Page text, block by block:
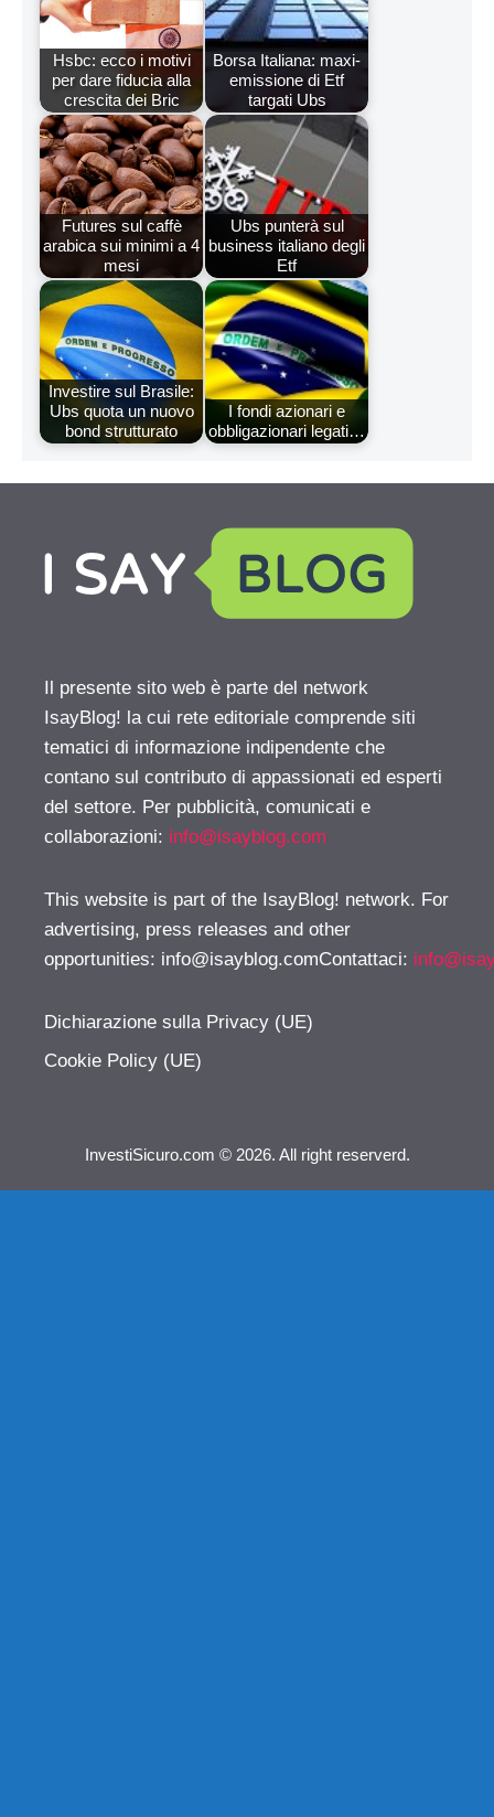
Hsbc: ecco i motivi
per dare fiducia alla
crescita dei Bric
Borsa Italiana: maxi-
emissione di Etf
targati Ubs
Futures sul caffè
arabica sui minimi a 4
mesi
Ubs punterà sul
business italiano degli
Etf
Investire sul Brasile:
Ubs quota un nuovo
bond strutturato
I fondi azionari e
obbligazionari legati…
Il presente sito web è parte del network
IsayBlog! la cui rete editoriale comprende siti
tematici di informazione indipendente che
contano sul contributo di appassionati ed esperti
del settore. Per pubblicità, comunicati e
collaborazioni: info@isayblog.com
This website is part of the IsayBlog! network. For
advertising, press releases and other
opportunities: info@isayblog.comContattaci:
Dichiarazione sulla Privacy (UE)
Cookie Policy (UE)
InvestiSicuro.com © 2026. All right reserverd.